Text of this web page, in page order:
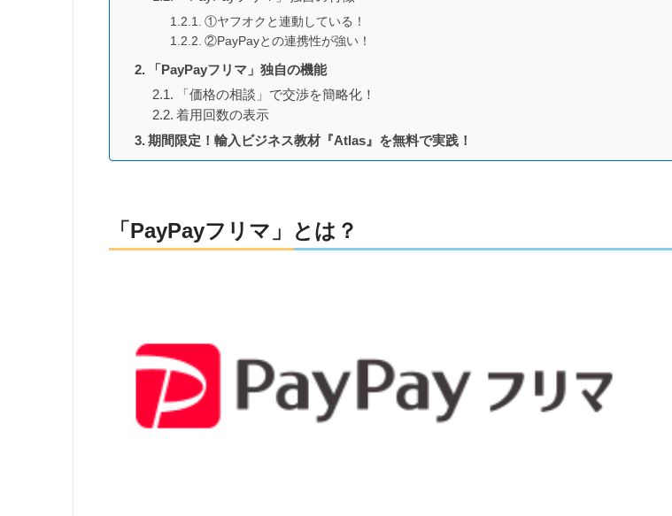
①ヤフオクと連動している！
②PayPayとの連携性が強い！
「PayPayフリマ」独自の機能
「価格の相談」で交渉を簡略化！
着用回数の表示
期間限定！輸入ビジネス教材『Atlas』を無料で実践！
「PayPayフリマ」とは？